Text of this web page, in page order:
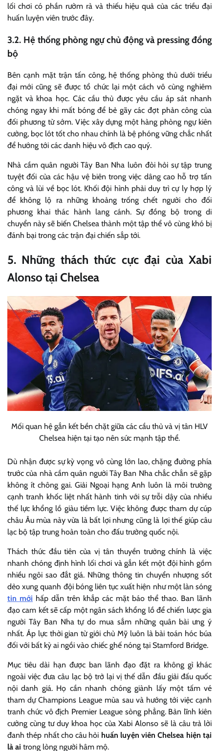
lối chơi có phần rườm rà và thiếu hiệu quả của các triều đại
huấn luyện viên trước đây.
3.2. Hệ thống phòng ngự chủ động và pressing đồng
bộ
Bên cạnh mặt trận tấn công, hệ thống phòng thủ dưới triều
đại mới cũng sẽ được tổ chức lại một cách vô cùng nghiêm
ngặt và khoa học. Các cầu thủ được yêu cầu áp sát nhanh
chóng ngay khi mất bóng để bẻ gãy các đợt phản công của
đối phương từ sớm. Việc xây dựng một hàng phòng ngự kiên
cường, bọc lót tốt cho nhau chính là bệ phóng vững chắc nhất
để hướng tới các danh hiệu vô địch cao quý.
Nhà cầm quân người Tây Ban Nha luôn đòi hỏi sự tập trung
tuyệt đối của các hậu vệ biên trong việc dâng cao hỗ trợ tấn
công và lùi về bọc lót. Khối đội hình phải duy trì cự ly hợp lý
để không lộ ra những khoảng trống chết người cho đối
phương khai thác hành lang cánh. Sự đồng bộ trong di
chuyển này sẽ biến Chelsea thành một tập thể vô cùng khó bị
đánh bại trong các trận đại chiến sắp tới.
5. Những thách thức cực đại của Xabi
Alonso tại Chelsea
Mối quan hệ gắn kết bền chặt giữa các cầu thủ và vị tân HLV
Chelsea hiện tại tạo nên sức mạnh tập thể.
Dù nhận được sự kỳ vọng vô cùng lớn lao, chặng đường phía
trước của nhà cầm quân người Tây Ban Nha chắc chắn sẽ gặp
không ít chông gai. Giải Ngoại hạng Anh luôn là môi trường
cạnh tranh khốc liệt nhất hành tinh với sự trỗi dậy của nhiều
thế lực khổng lồ giàu tiềm lực. Việc không được tham dự cúp
châu Âu mùa này vừa là bất lợi nhưng cũng là lợi thế giúp câu
lạc bộ tập trung hoàn toàn cho đấu trường quốc nội.
Thách thức đầu tiên của vị tân thuyền trưởng chính là việc
nhanh chóng định hình lối chơi và gắn kết một đội hình gồm
nhiều ngôi sao đắt giá. Những thông tin chuyển nhượng sốt
dẻo xung quanh đội bóng liên tục xuất hiện như một làn sóng
tin mới hấp dẫn trên khắp các mặt báo thể thao. Ban lãnh
đạo cam kết sẽ cấp một ngân sách khổng lồ để chiến lược gia
người Tây Ban Nha tự do mua sắm những quân bài ưng ý
nhất. Áp lực thời gian từ giới chủ Mỹ luôn là bài toán hóc búa
đối với bất kỳ ai ngồi vào chiếc ghế nóng tại Stamford Bridge.
Mục tiêu dài hạn được ban lãnh đạo đặt ra không gì khác
ngoài việc đưa câu lạc bộ trở lại vị thế dẫn đầu giải đấu quốc
nội danh giá. Họ cần nhanh chóng giành lấy một tấm vé
tham dự Champions League mùa sau và hướng tới việc cạnh
tranh chức vô địch Premier League sòng phẳng. Bản lĩnh kiên
cường cùng tư duy khoa học của Xabi Alonso sẽ là câu trả lời
đanh thép nhất cho câu hỏi huấn luyện viên Chelsea hiện tại
là ai trong lòng người hâm mộ.